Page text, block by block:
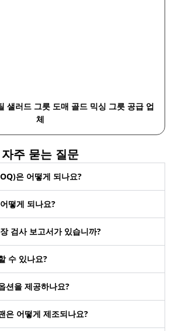
샐러드 그릇 도매 골드 믹싱 그릇 공급 업
체
자주 묻는 질문
은 어떻게 되나요?
떻게 되나요?
검사 보고서가 있습니까?
수 있나요?
션을 제공하나요?
은 어떻게 제조되나요?